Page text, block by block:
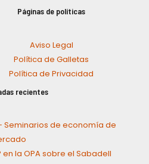
Páginas de políticas
Aviso Legal
Política de Galletas
Política de Privacidad
recientes
Seminarios de economía de
la OPA sobre el Sabadell